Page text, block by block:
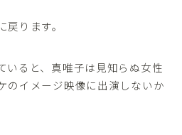
ります。
いると、真唯子は見知らぬ女性
のイメージ映像に出演しないか